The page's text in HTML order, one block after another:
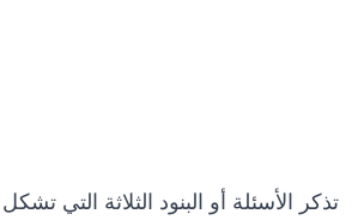
تذكر الأسئلة أو البنود الثلاثة التي